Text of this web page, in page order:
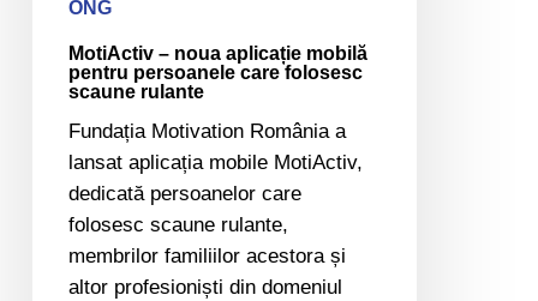
scaune
ONG
MotiActiv – noua aplicație mobilă
pentru persoanele care folosesc
scaune rulante
Fundația Motivation România a
lansat aplicația mobile MotiActiv,
dedicată persoanelor care
folosesc scaune rulante,
membrilor familiilor acestora și
altor profesioniști din domeniul